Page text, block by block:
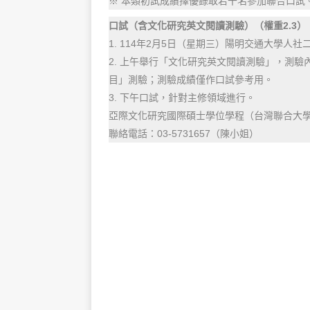
口試（含文化研究英文閱讀測驗）（權重2.3）
1. 114年2月5日（星期三）陽明交通大學人社
2. 上午舉行「文化研究英文閱讀測驗」，測
目」測驗；測驗成績僅作口試參考用。
3. 下午口試，針對主修領域進行。
亞際文化研究國際碩士學位學程（台灣聯合大
聯絡電話：03-5731657（陳小姐）